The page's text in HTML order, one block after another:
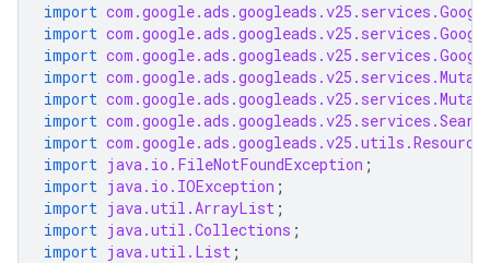
import
import
import
import
import
import
import
import java.io.FileNotFoundException ;
import java.io.IOException ;
import java.util.ArrayList ;
import java.util.Collections ;
import java.util.List ;